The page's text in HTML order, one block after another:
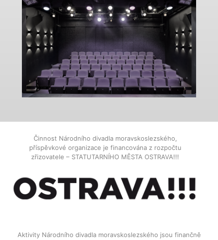
Činnost Národního divadla moravskoslezského,
příspěvkové organizace je financována z rozpočtu
zřizovatele – STATUTARNÍHO MĚSTA OSTRAVA!!!
Aktivity Národního divadla moravskoslezského jsou finančně